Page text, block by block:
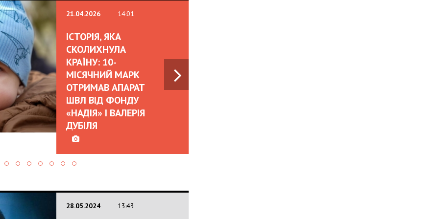
21.04.2026 14:01
ІСТОРІЯ, ЯКА
СКОЛИХНУЛА
КРАЇНУ: 10-
МІСЯЧНИЙ МАРК
ОТРИМАВ АПАРАТ
ШВЛ ВІД ФОНДУ
«НАДІЯ» І ВАЛЕРІЯ
ДУБІЛЯ
28.05.2024 13:43